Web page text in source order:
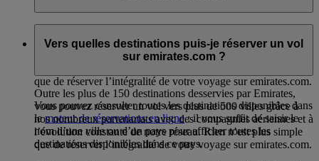
vous pouvez réserver des vols vers plus de 500 villes grâce à
nos nombreux partenariats avec des compagnies aériennes et à
que de réserver l’intégralité de votre voyage sur emirates.com.
Vous pouvez consulter toutes les destinations disponibles dans
lemoteur de réservations en ligne: il vous suffit de saisir le
nom d’une ville ou d’un pays pour afficher toutes les
destinations disponibles dans ce pays.
Vers quelles destinations puis-je réserver un vol
sur emirates.com ?
Outre les plus de 150 destinations desservies par Emirates,
vous pouvez réserver un vol vers plus de 500 villes grâce à
nos nombreux partenariats avec des compagnies aériennes et à
l’évolution constante de notre réseau. Rien n’est plus simple
que de réserver l’intégralité de votre voyage sur emirates.com.